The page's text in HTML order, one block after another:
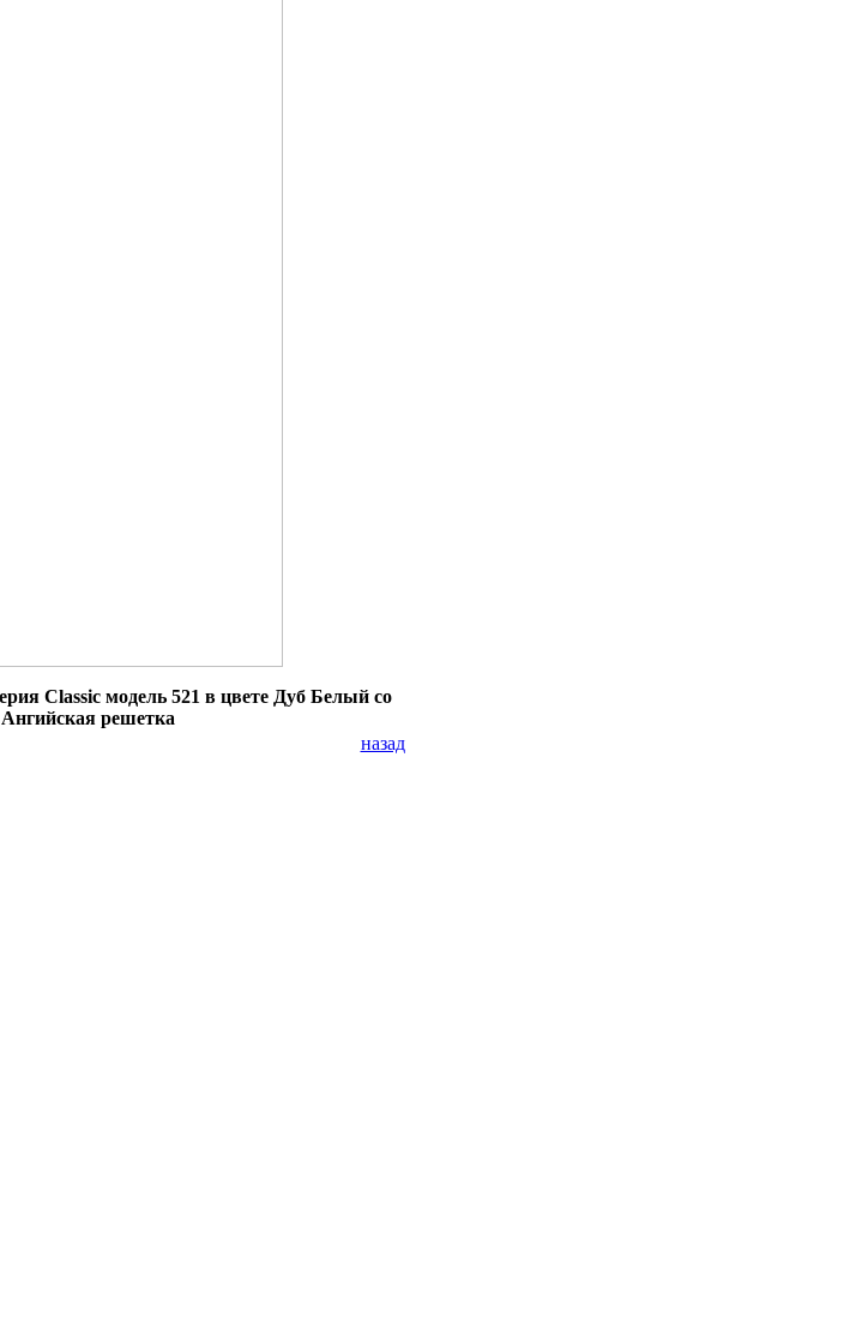
Classic модель 521 в цвете Дуб Белый со
решетка
назад